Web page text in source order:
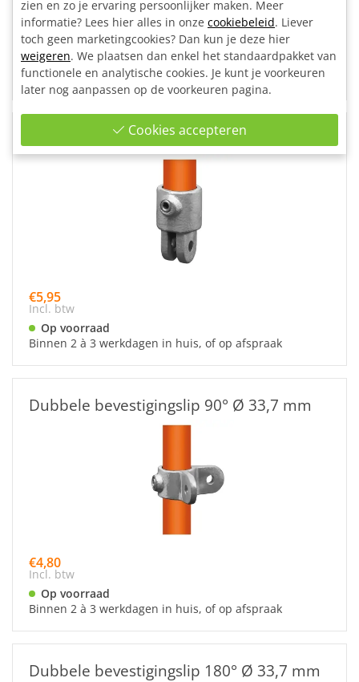
€9,77
Incl. btw
Op voorraad
Binnen 2 à 3 werkdagen in huis, of op afspraak
Huls scharnierstuk Ø 33,7 mm
€5,95
Incl. btw
Op voorraad
Binnen 2 à 3 werkdagen in huis, of op afspraak
Dubbele bevestigingslip 90° Ø 33,7 mm
€4,80
Incl. btw
Op voorraad
Binnen 2 à 3 werkdagen in huis, of op afspraak
Dubbele bevestigingslip 180° Ø 33,7 mm
zien en zo je ervaring persoonlijker maken. Meer
informatie? Lees hier alles in onze cookiebeleid. Liever
toch geen marketingcookies? Dan kun je deze hier
weigeren. We plaatsen dan enkel het standaardpakket van
functionele en analytische cookies. Je kunt je voorkeuren
later nog aanpassen op de voorkeuren pagina.
Cookies accepteren